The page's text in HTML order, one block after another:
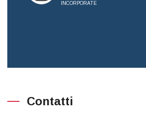
INCORPORATE
Contatti